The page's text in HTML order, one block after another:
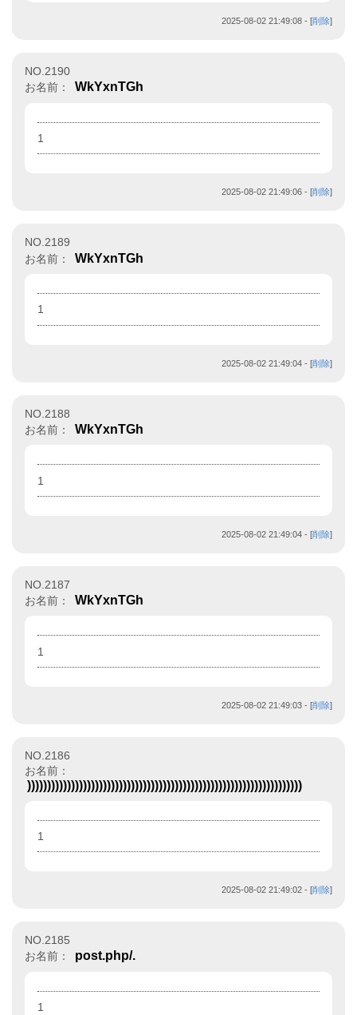
2025-08-02 21:49:08 - [削除]
NO.2190
お名前：
WkYxnTGh
1
2025-08-02 21:49:06 - [削除]
NO.2189
お名前：
WkYxnTGh
1
2025-08-02 21:49:04 - [削除]
NO.2188
お名前：
WkYxnTGh
1
2025-08-02 21:49:04 - [削除]
NO.2187
お名前：
WkYxnTGh
1
2025-08-02 21:49:03 - [削除]
NO.2186
お名前：
)))))))))))))))))))))))))))))))))))))))))))))))))))))))))))))))))))))
1
2025-08-02 21:49:02 - [削除]
NO.2185
お名前：
post.php/.
1